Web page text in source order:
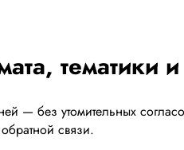
тематики
— без утомительных
связи.